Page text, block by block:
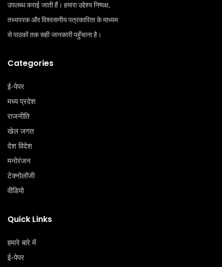
उपलब्ध कराई जाती हैं। हमारा उद्देश्य निष्पक्ष,
तथ्यपरक और विश्वसनीय पत्रकारिता के माध्यम
से पाठकों तक सही जानकारी पहुँचाना है।
Categories
ई-पेपर
मध्य प्रदेश
राजनीति
खेल जगत
देश विदेश
मनोरंजन
टेक्‍नोलॉजी
वीडियो
Quick Links
हमारे बारे में
ई-पेपर